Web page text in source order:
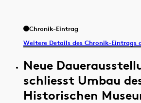
Chronik-Eintrag
Weitere Details des Chronik-Eintrags
Neue
schliesst Umbau
Historischen